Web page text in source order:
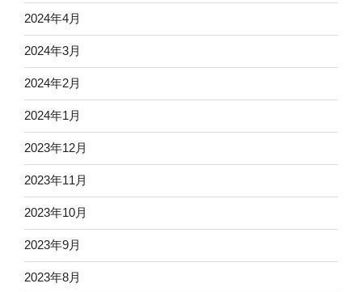
2024年4月
2024年3月
2024年2月
2024年1月
2023年12月
2023年11月
2023年10月
2023年9月
2023年8月